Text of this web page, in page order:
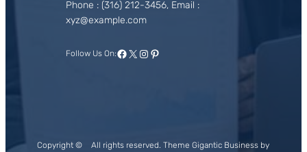
Phone : (316) 212-3456, Email :
xyz@example.com
Follow Us On:Facebook
X Instagram
Pinterest
Copyright ©
All rights reserved. Theme Gigantic Business by